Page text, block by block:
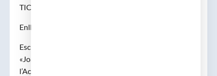
TIC de 1861:
Enllaç :
Escudé i Aixelà, Manuel M.; Corbella i Corbella, Jacint.
«Joan Ramon Campaner i Noceras (1812-1876) i
l’Acadèmia de Medicina de Barcelona».